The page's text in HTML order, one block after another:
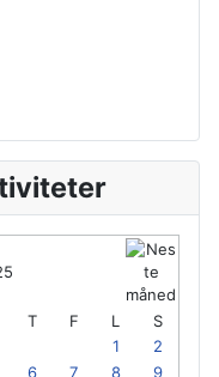
T F L
S
1
2
6 7 8
9